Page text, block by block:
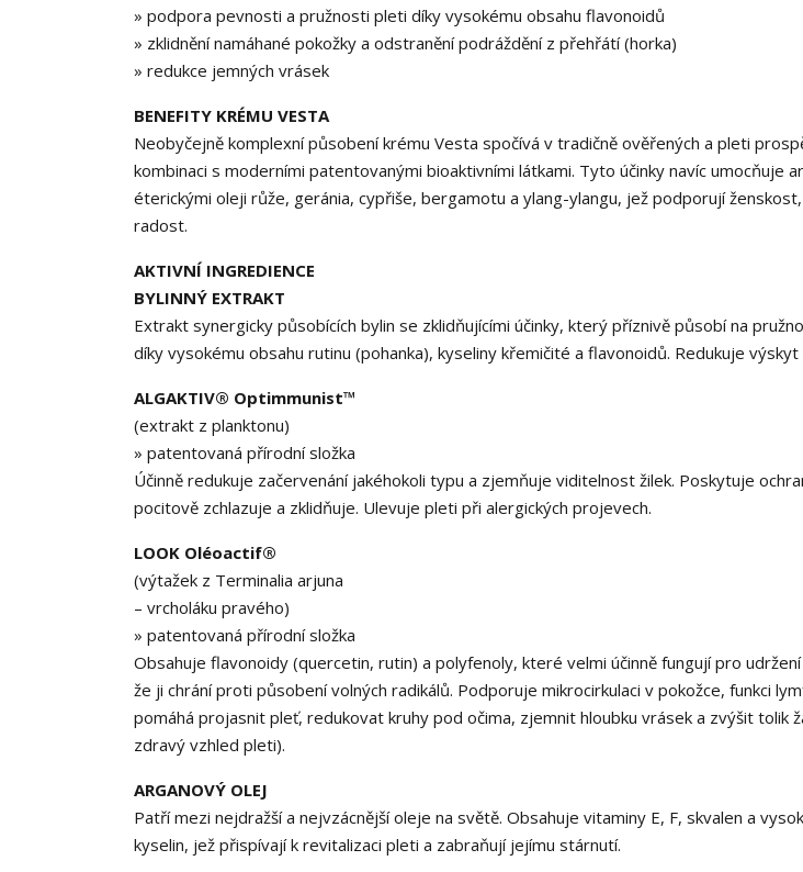
» podpora pevnosti a pružnosti pleti díky vysokému obsahu flavonoidů
» zklidnění namáhané pokožky a odstranění podráždění z přehřátí (horka)
» redukce jemných vrásek
BENEFITY KRÉMU VESTA
Neobyčejně komplexní působení krému Vesta spočívá v tradičně ověřených a pleti
kombinaci s moderními patentovanými bioaktivními látkami. Tyto účinky navíc umocňuje
éterickými oleji růže, geránia, cypřiše, bergamotu a ylang-ylangu, jež podporují
radost.
AKTIVNÍ INGREDIENCE
BYLINNÝ EXTRAKT
Extrakt synergicky působících bylin se zklidňujícími účinky, který příznivě působí na
díky vysokému obsahu rutinu (pohanka), kyseliny křemičité a flavonoidů. Redukuje
ALGAKTIV® Optimmunist™
(extrakt z planktonu)
» patentovaná přírodní složka
Účinně redukuje začervenání jakéhokoli typu a zjemňuje viditelnost žilek. Poskytuje
pocitově zchlazuje a zklidňuje. Ulevuje pleti při alergických projevech.
LOOK Oléoactif®
(výtažek z Terminalia arjuna
– vrcholáku pravého)
» patentovaná přírodní složka
Obsahuje flavonoidy (quercetin, rutin) a polyfenoly, které velmi účinně fungují pro
že ji chrání proti působení volných radikálů. Podporuje mikrocirkulaci v pokožce, funkci
pomáhá projasnit pleť, redukovat kruhy pod očima, zjemnit hloubku vrásek a zvýšit tolik
zdravý vzhled pleti).
ARGANOVÝ OLEJ
Patří mezi nejdražší a nejvzácnější oleje na světě. Obsahuje vitaminy E, F, skvalen a
kyselin, jež přispívají k revitalizaci pleti a zabraňují jejímu stárnutí.